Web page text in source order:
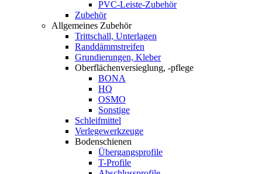
PVC-Leiste-Zubehör
Zubehör
Allgemeines Zubehör
Trittschall, Unterlagen
Randdämmstreifen
Grundierungen, Kleber
Oberflächenversieglung, -pflege
BONA
HQ
OSMO
Sonstige
Schleifmittel
Verlegewerkzeuge
Bodenschienen
Übergangsprofile
T-Profile